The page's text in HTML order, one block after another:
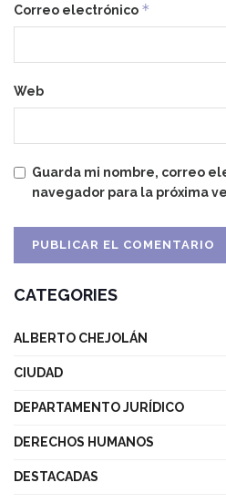
Correo electrónico *
Web
Guarda mi nombre, correo
navegador para la próxima
CATEGORIES
ALBERTO CHEJOLÁN
CIUDAD
DEPARTAMENTO JURÍDICO
DERECHOS HUMANOS
DESTACADAS